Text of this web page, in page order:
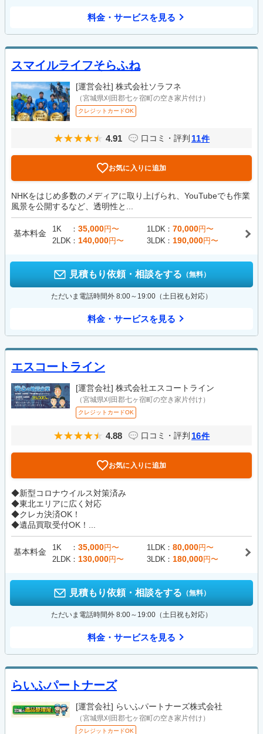
料金・サービスを見る
スマイルライフそらふね
[運営会社] 株式会社ソラフネ
（宮城県刈田郡七ヶ宿町の空き家片付け）
クレジットカードOK
4.91 口コミ・評判 11件
お気に入りに追加
NHKをはじめ多数のメディアに取り上げられ、YouTubeでも作業
風景を公開するなど、透明性と...
基本料金 1K 35,000円〜 1LDK 70,000円〜
2LDK
140,000円〜 3LDK 190,000円〜
見積もり依頼・相談をする （無料）
ただいま電話時間外 8:00～19:00（土日祝も対応）
料金・サービスを見る
エスコートライン
[運営会社] 株式会社エスコートライン
（宮城県刈田郡七ヶ宿町の空き家片付け）
クレジットカードOK
4.88 口コミ・評判 16件
お気に入りに追加
◆新型コロナウイルス対策済み
◆東北エリアに広く対応
◆クレカ決済OK！
◆遺品買取受付OK！...
基本料金 1K 35,000円〜 1LDK 80,000円〜
2LDK
130,000円〜 3LDK 180,000円〜
見積もり依頼・相談をする （無料）
ただいま電話時間外 8:00～19:00（土日祝も対応）
料金・サービスを見る
らいふパートナーズ
[運営会社] らいふパートナーズ株式会社
（宮城県刈田郡七ヶ宿町の空き家片付け）
クレジットカードOK